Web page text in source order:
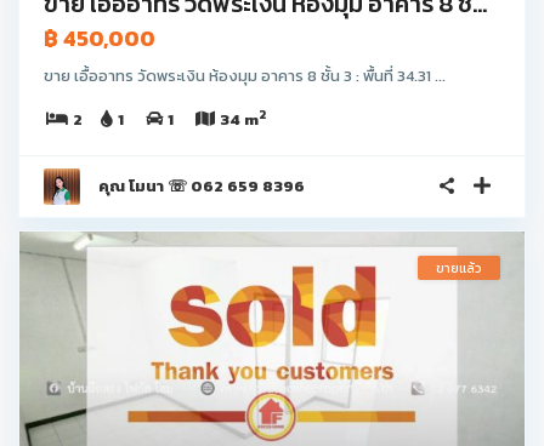
฿ 450,000
ขาย เอื้ออาทร วัดพระเงิน ห้องมุม อาคาร 8 ชั้น 3 : พื้นที่ 34.31 ...
2
1 1 34 m2
คุณ โมนา ☏ 062 659 8396
ขายแล้ว